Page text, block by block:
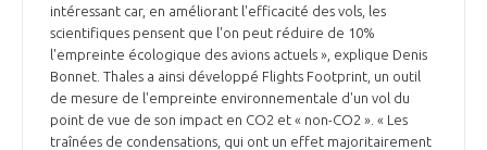
intéressant car, en améliorant l'efficacité des vols, les
scientifiques pensent que l'on peut réduire de 10%
l'empreinte écologique des avions actuels », explique Denis
Bonnet. Thales a ainsi développé Flights Footprint, un outil
de mesure de l'empreinte environnementale d'un vol du
point de vue de son impact en CO2 et « non-CO2 ». « Les
traînées de condensations, qui ont un effet majoritairement